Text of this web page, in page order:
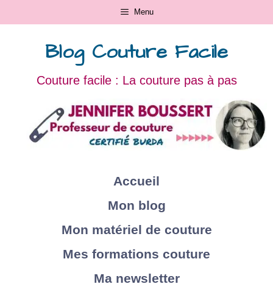
Menu
Blog Couture Facile
Couture facile : La couture pas à pas
Accueil
Mon blog
Mon matériel de couture
Mes formations couture
Ma newsletter